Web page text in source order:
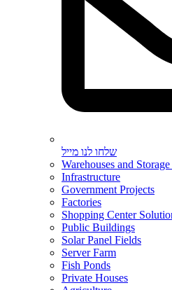
שלחו לנו מייל
Warehouses and
Infrastructure
Government Projects
Factories
Shopping Center
Public Buildings
Solar Panel Fields
Server Farm
Fish Ponds
Private Houses